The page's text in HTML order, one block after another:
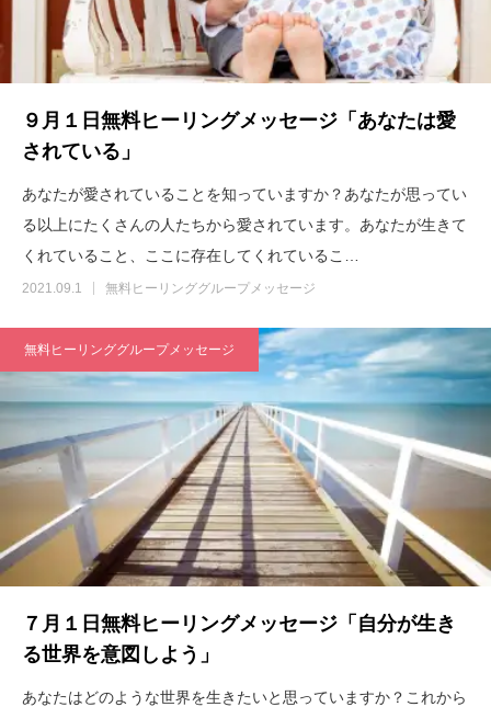
９月１日無料ヒーリングメッセージ「あなたは愛
されている」
あなたが愛されていることを知っていますか？あなたが思ってい
る以上にたくさんの人たちから愛されています。あなたが生きて
くれていること、ここに存在してくれているこ…
2021.09.1 無料ヒーリンググループメッセージ
無料ヒーリンググループメッセージ
７月１日無料ヒーリングメッセージ「自分が生き
る世界を意図しよう」
あなたはどのような世界を生きたいと思っていますか？これから